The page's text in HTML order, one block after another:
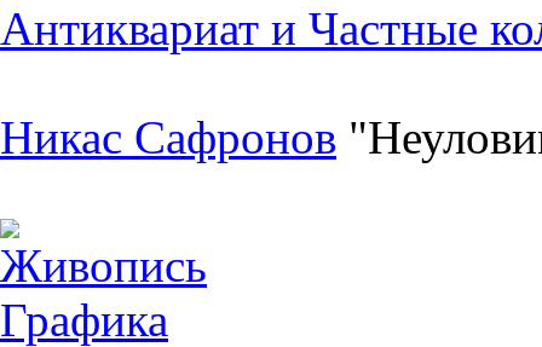
Антиквариат и Частные
Никас Сафронов
Живопись
Графика